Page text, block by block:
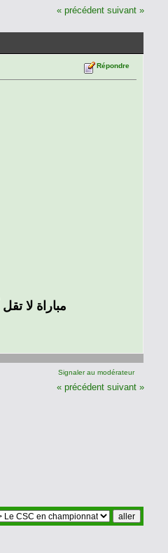
« précédent suivant »
Répondre
مباراة لا
Signaler au modérateur
« précédent suivant »